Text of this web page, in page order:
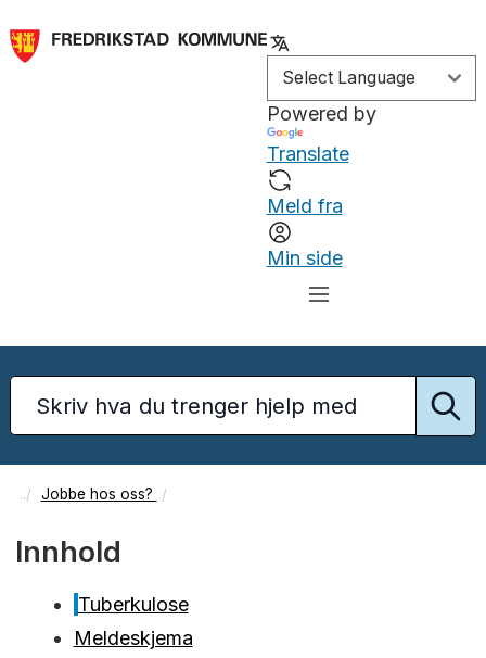
Powered by
Translate
Meld fra
Min side
Jobbe hos oss?
Innhold
Tuberkulose
Meldeskjema